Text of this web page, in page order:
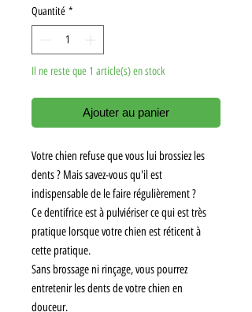
Quantité *
Il ne reste que 1 article(s) en stock
Ajouter au panier
Votre chien refuse que vous lui brossiez les
dents ? Mais savez-vous qu'il est
indispensable de le faire régulièrement ?
Ce dentifrice est à pulviériser ce qui est très
pratique lorsque votre chien est réticent à
cette pratique.
Sans brossage ni rinçage, vous pourrez
entretenir les dents de votre chien en
douceur.